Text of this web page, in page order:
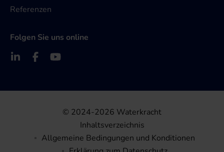
Referenzen
Folgen Sie uns online
© 2024-2026 Waterkracht
Inhaltsverzeichnis
Allgemeine Bedingungen und Konditionen